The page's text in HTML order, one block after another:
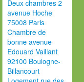
Deux chambres 2
avenue Hoche
75008 Paris
Chambre de
bonne avenue
Edouard Vaillant
92100 Boulogne-
Billancourt